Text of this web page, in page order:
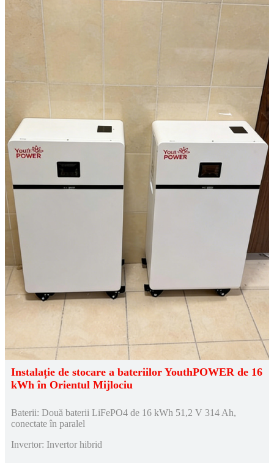
Instalație de stocare a bateriilor YouthPOWER de 16
kWh în Orientul Mijlociu
Baterii: Două baterii LiFePO4 de 16 kWh 51,2 V 314 Ah,
conectate în paralel
Invertor: Invertor hibrid